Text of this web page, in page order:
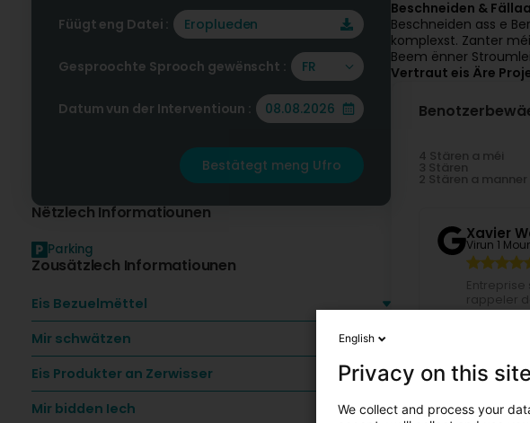
Füügt eng Datei : Eroplueden
Gesproochte Sprooch gewënscht : FR
Datum vun der Interventioun :
Bestätegt meng Ufro
Nëtzlech Informatiounen
Parking
Zousätzlech Informatiounen
Eis Bezuelmëttel
Mir schwätzen
Eis Produkter an Zerwisser
Mir bidden Iech
Beschneiden &
Beschneiden ass e
komplexst. Zanter
Beem ënner
Vertraut eis Äre
4 Stären a méi
3 Stären
2 Stären a manner
Xavier
Virun 1
rappeler
Virun
à
English
Privacy on this site
We collect and process your